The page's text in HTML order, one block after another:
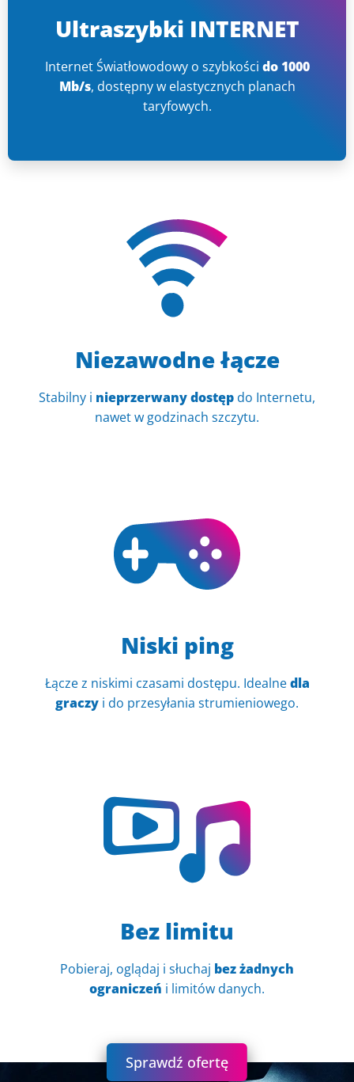
Ultraszybki INTERNET
Internet Światłowodowy o szybkości do 1000
Mb/s, dostępny w elastycznych planach
taryfowych.
Niezawodne łącze
Stabilny i nieprzerwany dostępdo Internetu,
nawet w godzinach szczytu.
Niski ping
Łącze z niskimi czasami dostępu. Idealnedla
graczy i do przesyłania strumieniowego.
Bez limitu
Pobieraj, oglądaj i słuchaj bez żadnych
ograniczeń i limitów danych.
Sprawdź ofertę